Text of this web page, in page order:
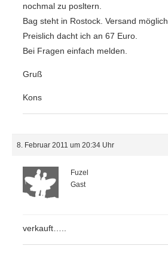
nochmal zu posltern.
Bag steht in Rostock. Versand möglich.
Preislich dacht ich an 67 Euro.
Bei Fragen einfach melden.
Gruß
Kons
8. Februar 2011 um 20:34 Uhr
Fuzel
Gast
verkauft…..